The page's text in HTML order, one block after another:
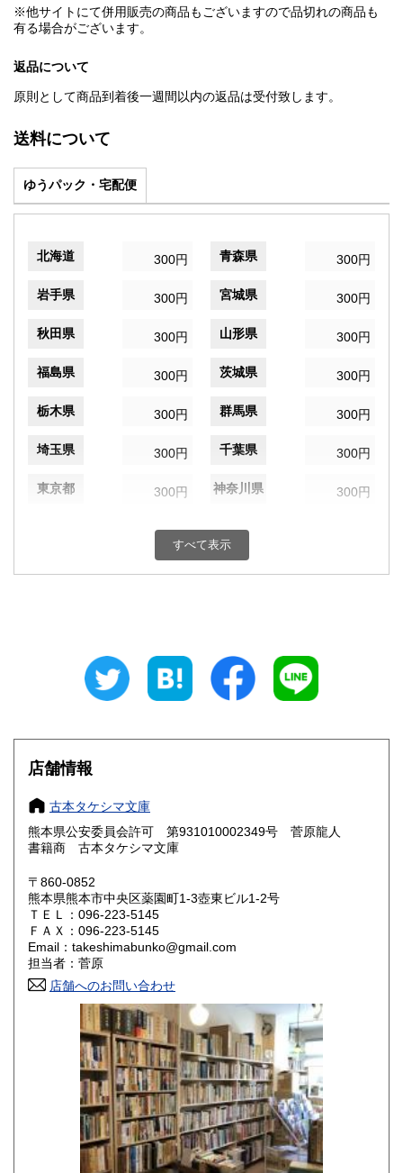
※他サイトにて併用販売の商品もございますので品切れの商品も
有る場合がございます。
返品について
原則として商品到着後一週間以内の返品は受付致します。
送料について
ゆうパック・宅配便
北海道 300円 青森県 300円
岩手県 300円 宮城県 300円
秋田県 300円 山形県 300円
福島県 300円 茨城県 300円
栃木県 300円 群馬県 300円
埼玉県 300円 千葉県 300円
東京都 300円 神奈川県 300円
300円 富山県
300円 三重県
大阪府
奈良県
鳥取県 300円 島根県 300円
岡山県
山口県 300円
香川県 300円 愛媛県
高知県 300円
300円 長崎県
300円 大分県
300円 鹿児島県
300円
すべて表示
店舗情報
古本タケシマ文庫
熊本県公安委員会許可 第931010002349号 菅原龍人
書籍商 古本タケシマ文庫
〒860-0852
熊本県熊本市中央区薬園町1-3壺東ビル1-2号
ＴＥＬ：096-223-5145
ＦＡＸ：096-223-5145
Email：takeshimabunko@gmail.com
担当者：菅原
店舗へのお問い合わせ